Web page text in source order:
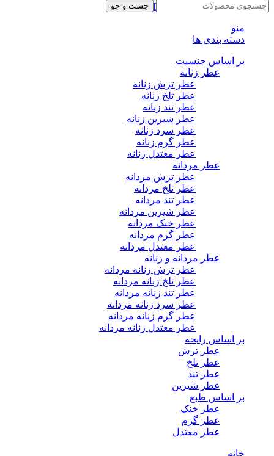
Telegram Whatsapp Instagram جست و جو
منو
دسته بندی ها
بر اساس جنسیت
عطر زنانه
عطر ترش زنانه
عطر تلخ زنانه
عطر تند زنانه
عطر شیرین زنانه
عطر سرد زنانه
عطر گرم زنانه
عطر معتدل زنانه
عطر مردانه
عطر ترش مردانه
عطر تلخ مردانه
عطر تند مردانه
عطر شیرین مردانه
عطر خنک مردانه
عطر گرم مردانه
عطر معتدل مردانه
عطر مردانه و زنانه
عطر ترش زنانه مردانه
عطر تلخ زنانه مردانه
عطر تند زنانه مردانه
عطر سرد زنانه مردانه
عطر گرم زنانه مردانه
عطر معتدل زنانه مردانه
بر اساس رایحه
عطر ترش
عطر تلخ
عطر تند
عطر شیرین
بر اساس طبع
عطر خنک
عطر گرم
عطر معتدل
خانه